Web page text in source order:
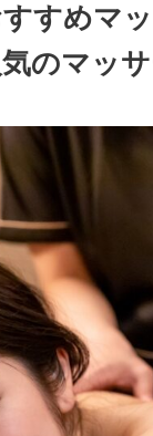
すすめマ
のマッ